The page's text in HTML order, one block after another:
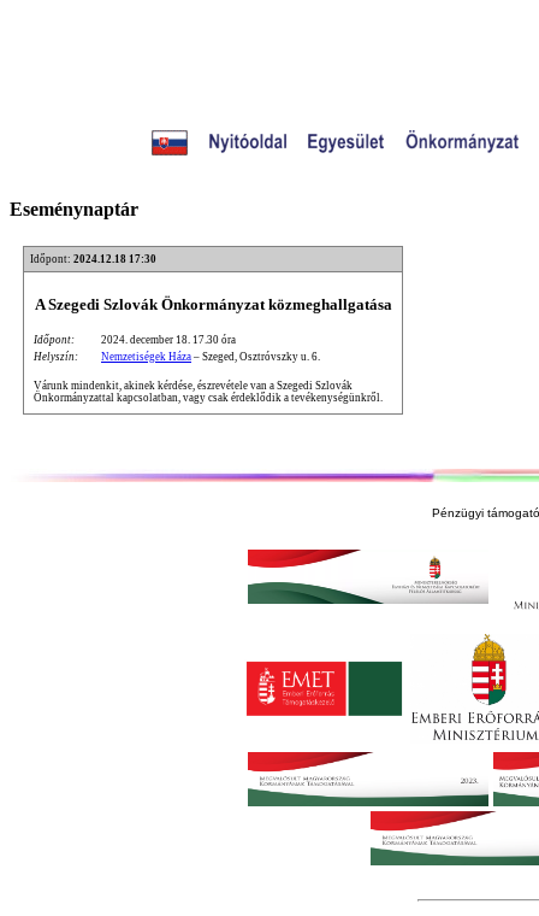
Eseménynaptár
Időpont: 2024.12.18 17:30
A Szegedi Szlovák Önkormányzat közmeghallgatása
Időpont:
2024. december 18. 17.30 óra
Helyszín:
Nemzetiségek Háza – Szeged, Osztróvszky u. 6.
Várunk mindenkit, akinek kérdése, észrevétele van a Szegedi Szlovák
Önkormányzattal kapcsolatban, vagy csak érdeklődik a tevékenységünkről.
Pénzügyi